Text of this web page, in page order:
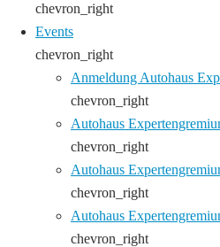
chevron_right
Events
chevron_right
Anmeldung Autohaus
chevron_right
Autohaus
chevron_right
Autohaus
chevron_right
Autohaus
chevron_right